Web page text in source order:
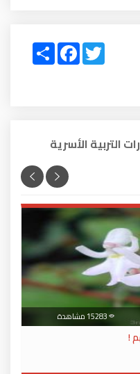
Share
FacebookTwitter
التربية الأسرية
!